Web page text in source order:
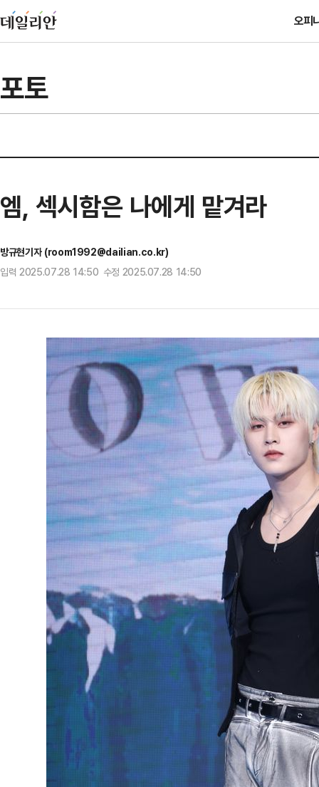
오피
포토
엠, 섹시함은 나에게 맡겨라
방규현기자 (room1992@dailian.co.kr)
입력 2025.07.28 14:50 수정 2025.07.28 14:50